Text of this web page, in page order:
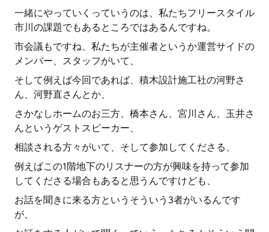
一緒にやっていくっていうのは、私たちフリースタイル
市川の課題でもあるところではあるんですね。
市会議もですね、私たちが主催者というか運営サイドの
メンバー、スタッフがいて、
そして例えば今回であれば、積木設計施工社の河野さ
ん、河野直さんとか、
さかなしホームのお三方、橋本さん、宮川さん、玉井さ
んというゲストスピーカー、
相談される方々がいて、そして参加してくださる、
例えばこの1階地下のリスナーの方が興味を持って参加
してくださる場合もあると思うんですけども、
お話を聞きに来る方というそういう3者がいるんです
が、